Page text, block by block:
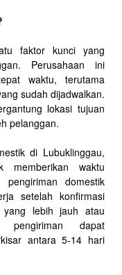
faktor kunci yang
Perusahaan ini
waktu, terutama
sudah dijadwalkan.
lokasi tujuan
pelanggan.
di Lubuklinggau,
memberikan waktu
domestik
setelah konfirmasi
yang lebih jauh atau
pengiriman dapat
antara 5-14 hari